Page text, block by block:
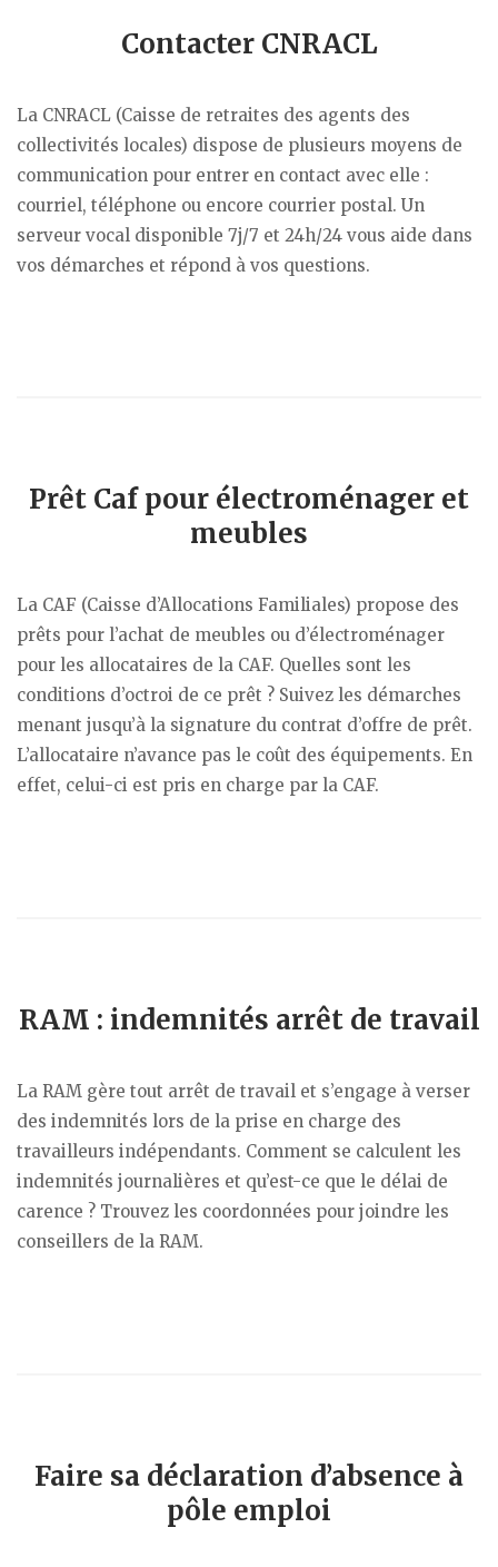
Contacter CNRACL
La CNRACL (Caisse de retraites des agents des
collectivités locales) dispose de plusieurs moyens de
communication pour entrer en contact avec elle :
courriel, téléphone ou encore courrier postal. Un
serveur vocal disponible 7j/7 et 24h/24 vous aide dans
vos démarches et répond à vos questions.
Prêt Caf pour électroménager et
meubles
La CAF (Caisse d’Allocations Familiales) propose des
prêts pour l’achat de meubles ou d’électroménager
pour les allocataires de la CAF. Quelles sont les
conditions d’octroi de ce prêt ? Suivez les démarches
menant jusqu’à la signature du contrat d’offre de prêt.
L’allocataire n’avance pas le coût des équipements. En
effet, celui-ci est pris en charge par la CAF.
RAM : indemnités arrêt de travail
La RAM gère tout arrêt de travail et s’engage à verser
des indemnités lors de la prise en charge des
travailleurs indépendants. Comment se calculent les
indemnités journalières et qu’est-ce que le délai de
carence ? Trouvez les coordonnées pour joindre les
conseillers de la RAM.
Faire sa déclaration d’absence à
pôle emploi